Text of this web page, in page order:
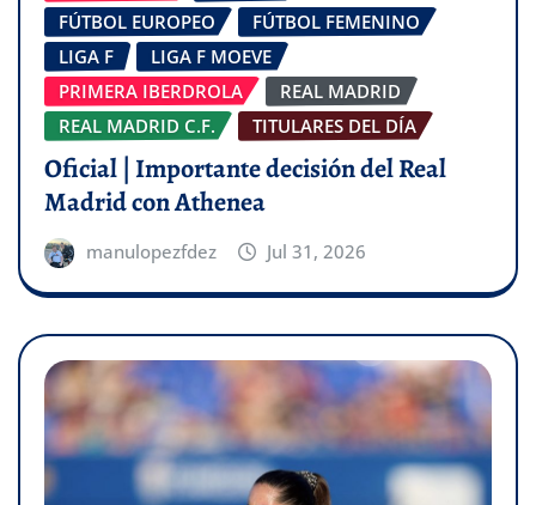
FÚTBOL EUROPEO
FÚTBOL FEMENINO
LIGA F
LIGA F MOEVE
PRIMERA IBERDROLA
REAL MADRID
REAL MADRID C.F.
TITULARES DEL DÍA
Oficial | Importante decisión del Real
Madrid con Athenea
manulopezfdez Jul 31, 2026